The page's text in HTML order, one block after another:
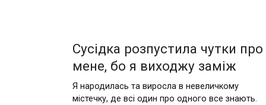
Сусідка розпустила чутки про
мене, бо я виходжу заміж
Я народилась та виросла в невеличкому
містечку, де всі один про одного все знають.